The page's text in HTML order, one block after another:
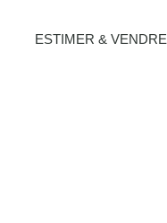
ESTIMER & VENDRE